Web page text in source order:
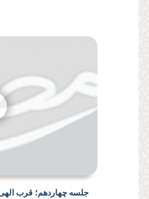
جلسه چهاردهم؛ قرب